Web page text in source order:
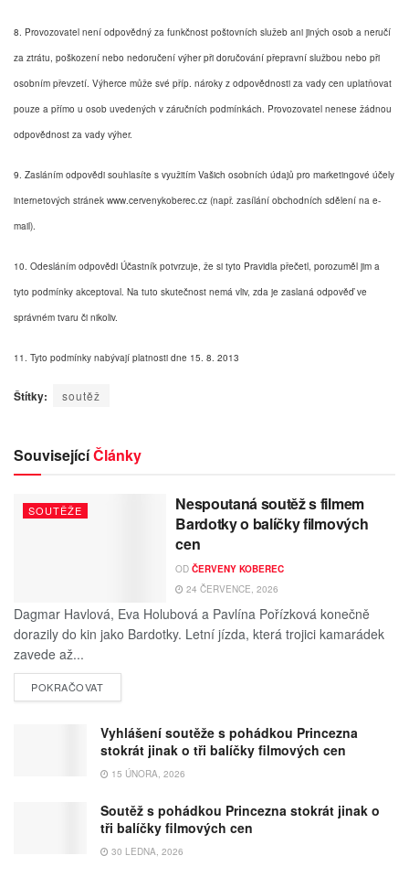
8. Provozovatel není odpovědný za funkčnost poštovních služeb ani jiných osob a neručí
za ztrátu, poškození nebo nedoručení výher při doručování přepravní službou nebo při
osobním převzetí. Výherce může své příp. nároky z odpovědnosti za vady cen uplatňovat
pouze a přímo u osob uvedených v záručních podmínkách. Provozovatel nenese žádnou
odpovědnost za vady výher.
9. Zasláním odpovědi souhlasíte s využitím Vašich osobních údajů pro marketingové účely
internetových stránek www.cervenykoberec.cz (např. zasílání obchodních sdělení na e-
mail).
10. Odesláním odpovědi Účastník potvrzuje, že si tyto Pravidla přečetl, porozuměl jim a
tyto podmínky akceptoval. Na tuto skutečnost nemá vliv, zda je zaslaná odpověď ve
správném tvaru či nikoliv.
11. Tyto podmínky nabývají platnosti dne 15. 8. 2013
Štítky: soutěž
SouvisejícíČlánky
SOUTĚŽE
Nespoutaná soutěž s filmem
Bardotky o balíčky filmových
cen
OD ČERVENY KOBEREC
24 ČERVENCE, 2026
Dagmar Havlová, Eva Holubová a Pavlína Pořízková konečně
dorazily do kin jako Bardotky. Letní jízda, která trojici kamarádek
zavede až...
POKRAČOVAT
Vyhlášení soutěže s pohádkou Princezna
stokrát jinak o tři balíčky filmových cen
15 ÚNORA, 2026
Soutěž s pohádkou Princezna stokrát jinak o
tři balíčky filmových cen
30 LEDNA, 2026